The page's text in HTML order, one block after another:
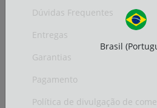
Dúvidas Frequentes
Entregas
Garantias
Pagamento
Política de divulgação de
Brasil